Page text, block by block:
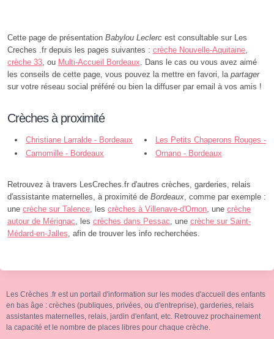
Cette page de présentation Babylou Leclerc est consultable sur Les
Creches .fr depuis les pages suivantes : crèche Nouvelle-Aquitaine,
crèche 33, ou Multi-Accueil Bordeaux. Dans le cas ou vous avez aimé
les conseils de cette page, vous pouvez la mettre en favori, la partager
sur votre réseau social préféré ou bien la diffuser par email à vos amis !
Crèches à proximité
Christiane Larralde - Bordeaux
Les Petits Chaperons Rouges -
Bordeaux
Camomille - Bordeaux Ornano - Bordeaux
Retrouvez à travers LesCreches.fr d'autres crèches, garderies, relais
d'assistante maternelles, à proximité de Bordeaux, comme par exemple :
une crèche sur Talence, les crèches à Villenave-d'Ornon, une crèche
autour de Mérignac, les crèches dans Pessac, une crèche sur Saint-
Médard-en-Jalles, afin de trouver les info recherchées.
Les Crèches .fr est un portail d'information sur les modes d'accueil des enfants
en bas âge : crèches (publiques, privées, ou d'entreprise), garderies, relais
assistantes maternelles, relais, jardin d'enfant, etc. Retrouvez prochainement
la capacité et le nombre de places libres pour chaque crèche.